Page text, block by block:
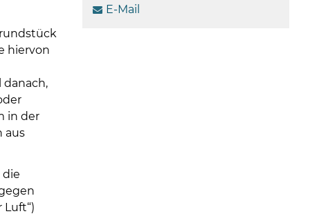
hiervon
in der
aus
Luft“)
E-Mail